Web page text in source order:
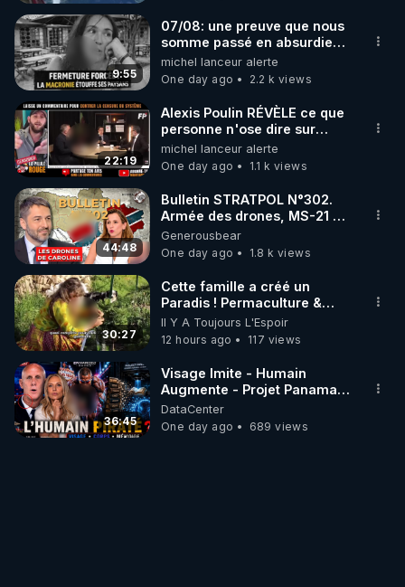
9:55
07/08: une preuve que nous
somme passé en absurdie
une dictature qui veut faire
taire ses opposant !
michel lanceur alerte
One day ago
2.2 k views
22:19
Alexis Poulin RÉVÈLE ce que
personne n'ose dire sur
l'Union européenne (C'est
explosif)
michel lanceur alerte
One day ago
1.1 k views
44:48
Bulletin STRATPOL N°302.
Armée des drones, MS-21 en
série, missiles coréens.
07.08.2026.
Generousbear
One day ago
1.8 k views
30:27
Cette famille a créé un
Paradis ! Permaculture &
Autonomie
Il Y A Toujours L'Espoir
12 hours ago
117 views
36:45
Visage Imite - Humain
Augmente - Projet Panama
AI - Bienvenue dans la
dystopie - Mazikeen
DataCenter
One day ago
689 views